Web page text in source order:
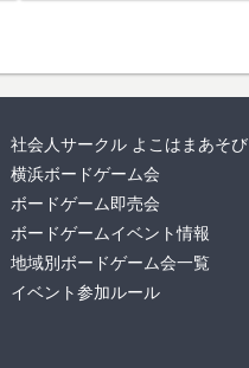
社会人サークル よこはまあそび
横浜ボードゲーム会
ボードゲーム即売会
ボードゲームイベント情報
地域別ボードゲーム会一覧
イベント参加ルール